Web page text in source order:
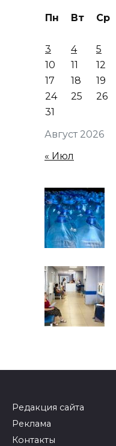
Август 2026
Пн Вт Ср
3
4 5
10
11 12
17
18 19
24
25 26
31
« Июл
Редакция сайта
Реклама
Контакты